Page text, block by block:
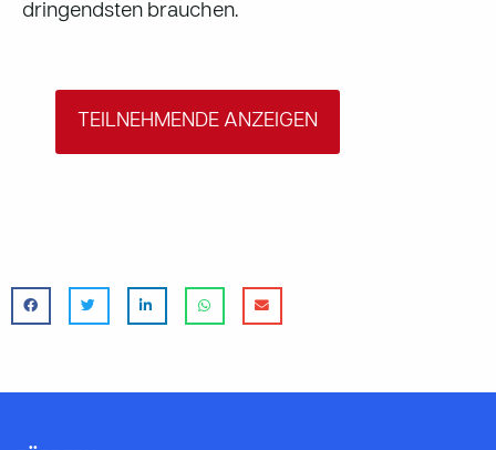
dringendsten brauchen.
TEILNEHMENDE ANZEIGEN